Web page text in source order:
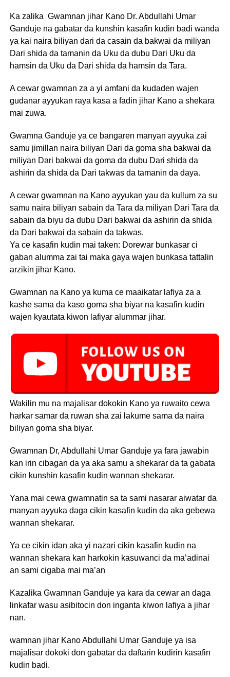
Ka zalika Gwamnan jihar Kano Dr. Abdullahi Umar
Ganduje na gabatar da kunshin kasafin kudin badi wanda
ya kai naira biliyan dari da casain da bakwai da miliyan
Dari shida da tamanin da Uku da dubu Dari Uku da
hamsin da Uku da Dari shida da hamsin da Tara.
A cewar gwamnan za a yi amfani da kudaden wajen
gudanar ayyukan raya kasa a fadin jihar Kano a shekara
mai zuwa.
Gwamna Ganduje ya ce bangaren manyan ayyuka zai
samu jimillan naira biliyan Dari da goma sha bakwai da
miliyan Dari bakwai da goma da dubu Dari shida da
ashirin da shida da Dari takwas da tamanin da daya.
A cewar gwamnan na Kano ayyukan yau da kullum za su
samu naira biliyan sabain da Tara da miliyan Dari Tara da
sabain da biyu da dubu Dari bakwai da ashirin da shida
da Dari bakwai da sabain da takwas.
Ya ce kasafin kudin mai taken: Dorewar bunkasar ci
gaban alumma zai tai maka gaya wajen bunkasa tattalin
arzikin jihar Kano.
Gwamnan na Kano ya kuma ce maaikatar lafiya za a
kashe sama da kaso goma sha biyar na kasafin kudin
wajen kyautata kiwon lafiyar alummar jihar.
Wakilin mu na majalisar dokokin Kano ya ruwaito cewa
harkar samar da ruwan sha zai lakume sama da naira
biliyan goma sha biyar.
Gwamnan Dr, Abdullahi Umar Ganduje ya fara jawabin
kan irin cibagan da ya aka samu a shekarar da ta gabata
cikin kunshin kasafin kudin wannan shekarar.
Yana mai cewa gwamnatin sa ta sami nasarar aiwatar da
manyan ayyuka daga cikin kasafin kudin da aka gebewa
wannan shekarar.
Ya ce cikin idan aka yi nazari cikin kasafin kudin na
wannan shekara kan harkokin kasuwanci da ma’adinai
an sami cigaba mai ma’an
Kazalika Gwamnan Ganduje ya kara da cewar an daga
linkafar wasu asibitocin don inganta kiwon lafiya a jihar
nan.
wamnan jihar Kano Abdullahi Umar Ganduje ya isa
majalisar dokoki don gabatar da daftarin kudirin kasafin
kudin badi.